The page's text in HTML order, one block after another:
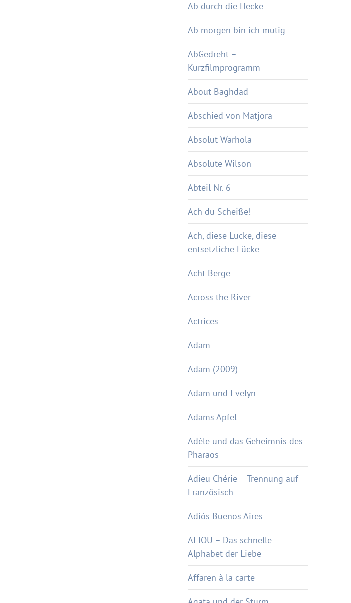
Ab durch die Hecke
Ab morgen bin ich mutig
AbGedreht –
Kurzfilmprogramm
About Baghdad
Abschied von Matjora
Absolut Warhola
Absolute Wilson
Abteil Nr. 6
Ach du Scheiße!
Ach, diese Lücke, diese
entsetzliche Lücke
Acht Berge
Across the River
Actrices
Adam
Adam (2009)
Adam und Evelyn
Adams Äpfel
Adèle und das Geheimnis des
Pharaos
Adieu Chérie – Trennung auf
Französisch
Adiós Buenos Aires
AEIOU – Das schnelle
Alphabet der Liebe
Affären à la carte